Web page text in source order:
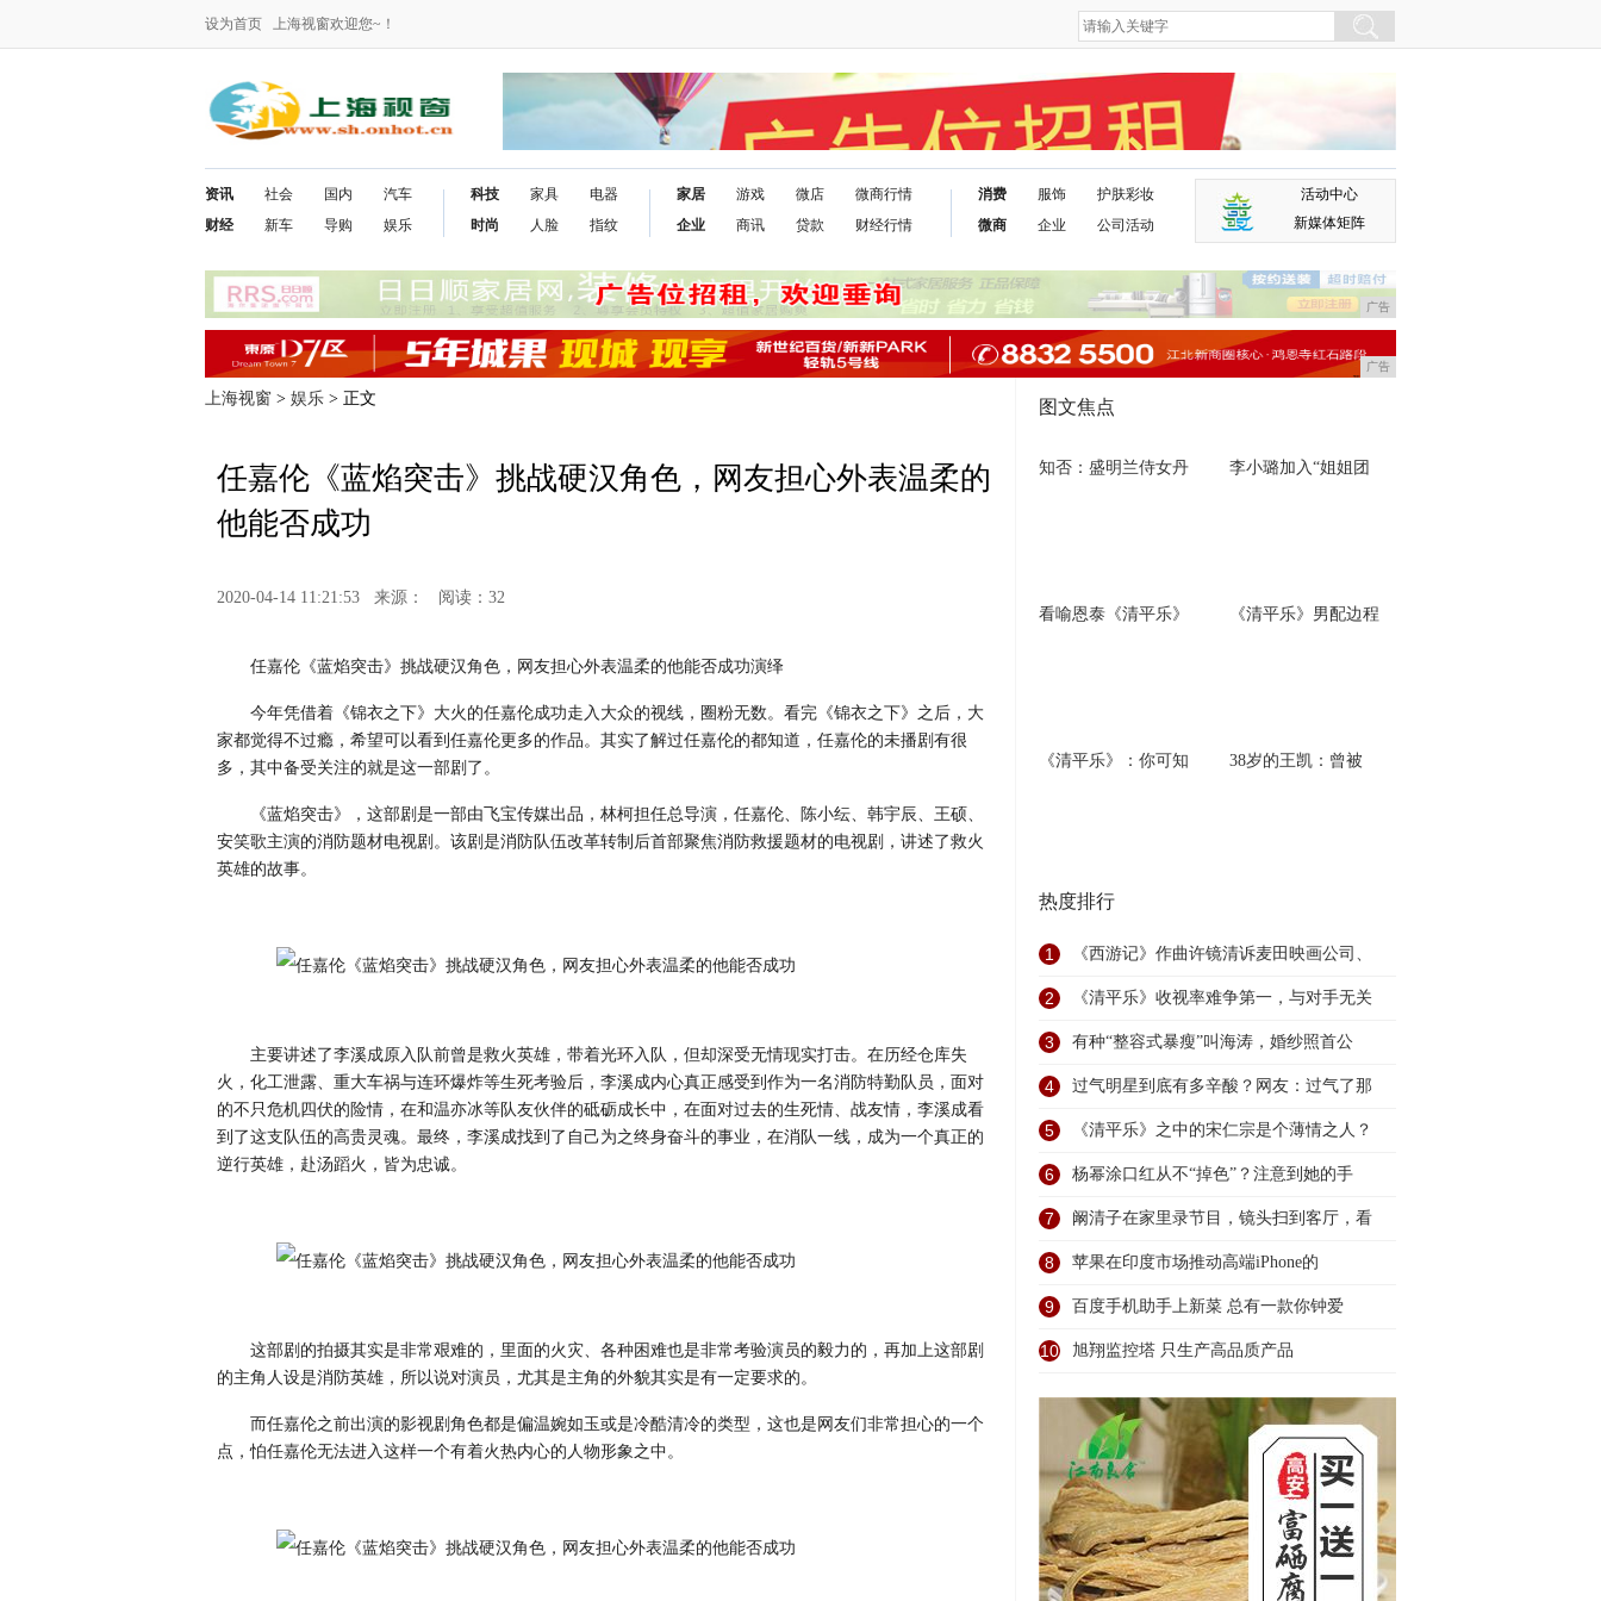
设为首页 上海视窗欢迎您~！
资讯
财经
社会
新车
国内
导购
汽车
娱乐
科技
时尚
家具
人脸
电器
指纹
家居
企业
游戏
商讯
微店
贷款
微商行情
财经行情
消费
微商
服饰
企业
护肤彩妆
公司活动
活动中心
新媒体矩阵
广告
广告
上海视窗 > 娱乐 > 正文
任嘉伦《蓝焰突击》挑战硬汉角色，网友担心外表温柔的
他能否成功
2020-04-14 11:21:53 来源： 阅读：32
任嘉伦《蓝焰突击》挑战硬汉角色，网友担心外表温柔的他能否成功演绎
今年凭借着《锦衣之下》大火的任嘉伦成功走入大众的视线，圈粉无数。看完《锦衣之下》之后，大
家都觉得不过瘾，希望可以看到任嘉伦更多的作品。其实了解过任嘉伦的都知道，任嘉伦的未播剧有很
多，其中备受关注的就是这一部剧了。
《蓝焰突击》，这部剧是一部由飞宝传媒出品，林柯担任总导演，任嘉伦、陈小纭、韩宇辰、王硕、
安笑歌主演的消防题材电视剧。该剧是消防队伍改革转制后首部聚焦消防救援题材的电视剧，讲述了救火
英雄的故事。
主要讲述了李溪成原入队前曾是救火英雄，带着光环入队，但却深受无情现实打击。在历经仓库失
火，化工泄露、重大车祸与连环爆炸等生死考验后，李溪成内心真正感受到作为一名消防特勤队员，面对
的不只危机四伏的险情，在和温亦冰等队友伙伴的砥砺成长中，在面对过去的生死情、战友情，李溪成看
到了这支队伍的高贵灵魂。最终，李溪成找到了自己为之终身奋斗的事业，在消队一线，成为一个真正的
逆行英雄，赴汤蹈火，皆为忠诚。
这部剧的拍摄其实是非常艰难的，里面的火灾、各种困难也是非常考验演员的毅力的，再加上这部剧
的主角人设是消防英雄，所以说对演员，尤其是主角的外貌其实是有一定要求的。
而任嘉伦之前出演的影视剧角色都是偏温婉如玉或是冷酷清冷的类型，这也是网友们非常担心的一个
点，怕任嘉伦无法进入这样一个有着火热内心的人物形象之中。
图文焦点
知否：盛明兰侍女丹 李小璐加入“姐姐团
看喻恩泰《清平乐》 《清平乐》男配边程
《清平乐》：你可知 38岁的王凯：曾被
热度排行
1 《西游记》作曲许镜清诉麦田映画公司、
2 《清平乐》收视率难争第一，与对手无关
3 有种“整容式暴瘦”叫海涛，婚纱照首公
4 过气明星到底有多辛酸？网友：过气了那
5 《清平乐》之中的宋仁宗是个薄情之人？
6 杨幂涂口红从不“掉色”？注意到她的手
7 阚清子在家里录节目，镜头扫到客厅，看
8 苹果在印度市场推动高端iPhone的
9 百度手机助手上新菜 总有一款你钟爱
10 旭翔监控塔 只生产高品质产品